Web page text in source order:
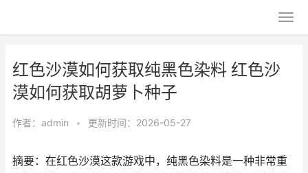
红色沙漠如何获取纯黑色染料 红色沙
漠如何获取胡萝卜种子
作者： admin • 更新时间：2026-05-27
摘要：在红色沙漠这款游戏中，纯黑色染料是一种非常重